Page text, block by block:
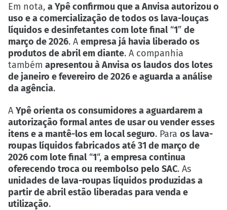
Em nota, a Ypê confirmou que a Anvisa autorizou o
uso e a comercialização de todos os lava-louças
líquidos e desinfetantes com lote final“1” de
março de 2026. A empresa já havia liberado os
produtos de abril em diante. A companhia
também apresentou à Anvisa os laudos dos lotes
de janeiro e fevereiro de 2026 e aguarda a análise
da agência.
A Ypê orienta os consumidores a aguardarem a
autorização formal antes de usar ou vender esses
itens e a mantê-los em local seguro. Para os lava-
roupas líquidos fabricados até 31 de março de
2026 com lote final“1“, a empresa continua
oferecendo troca ou reembolso pelo SAC. As
unidades de lava-roupas líquidos produzidas a
partir de abril estão liberadas para venda e
utilização.